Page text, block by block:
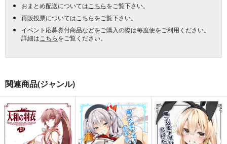
おまとめ配送については こちらをご覧下さい。
再販投票については こちらをご覧下さい。
イベント応募券付商品などをご購入の際は毎度便をご利用ください。
詳細は こちらをご覧ください。
関連商品(ジャンル)